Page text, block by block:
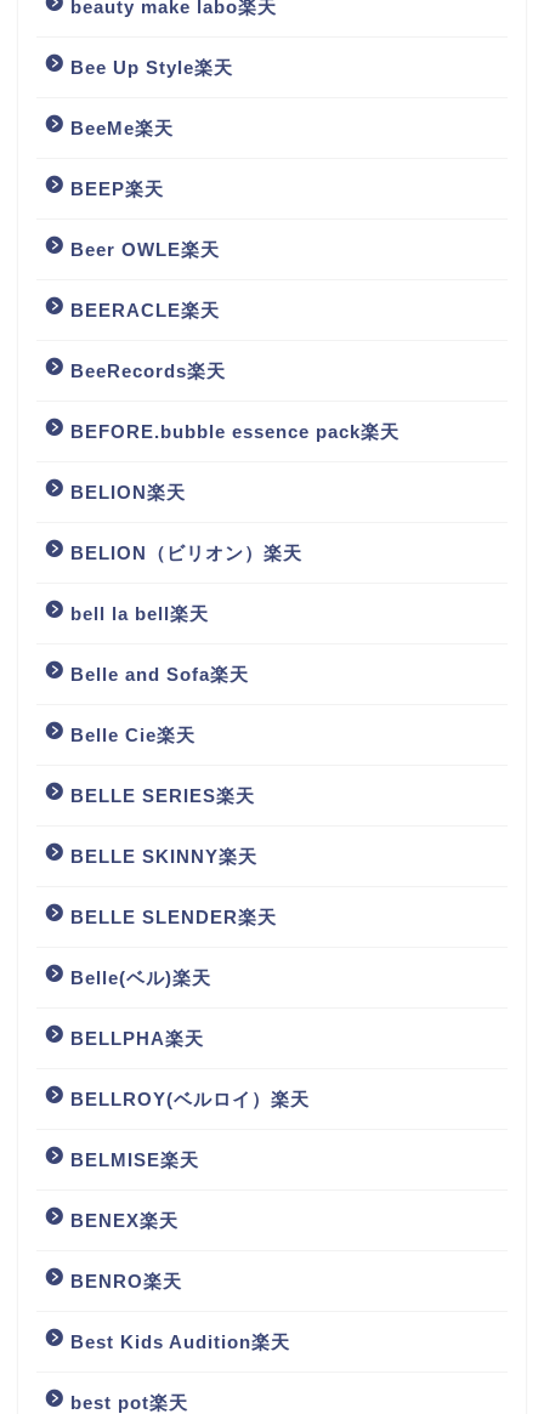
beauty make labo楽天
Bee Up Style楽天
BeeMe楽天
BEEP楽天
Beer OWLE楽天
BEERACLE楽天
BeeRecords楽天
BEFORE.bubble essence pack楽天
BELION楽天
BELION（ビリオン）楽天
bell la bell楽天
Belle and Sofa楽天
Belle Cie楽天
BELLE SERIES楽天
BELLE SKINNY楽天
BELLE SLENDER楽天
Belle(ベル)楽天
BELLPHA楽天
BELLROY(ベルロイ）楽天
BELMISE楽天
BENEX楽天
BENRO楽天
Best Kids Audition楽天
best pot楽天